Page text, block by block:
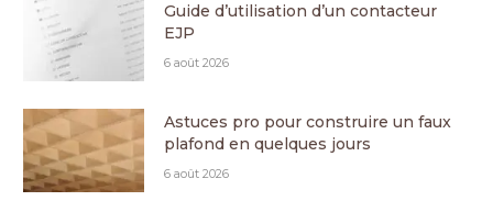
Guide d’utilisation d’un contacteur
EJP
6 août 2026
Astuces pro pour construire un faux
plafond en quelques jours
6 août 2026